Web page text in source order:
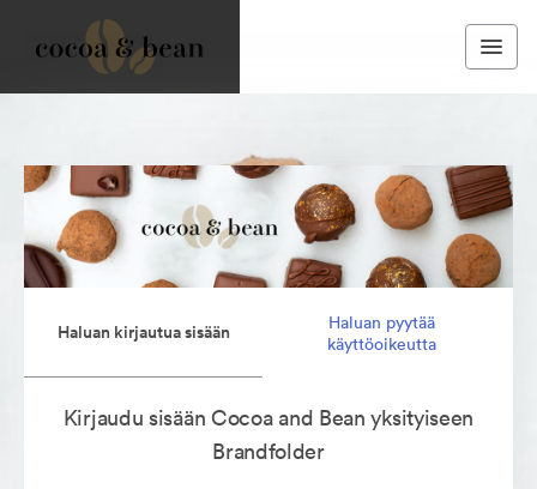
Haluan kirjautua sisään
Haluan pyytää
käyttöoikeutta
Kirjaudu sisään Cocoa and Bean yksityiseen
Brandfolder